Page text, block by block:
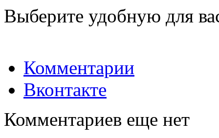
Выберите удобную для
Комментарии
Вконтакте
Комментариев еще нет